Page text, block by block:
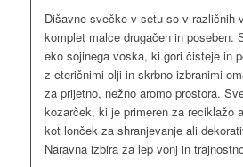
Dišavne svečke v setu so v različnih
komplet malce drugačen in poseben.
eko sojinega voska, ki gori čisteje in
z eteričnimi olji in skrbno izbranimi
za prijetno, nežno aromo prostora.
kozarček, ki je primeren za reciklažo
kot lonček za shranjevanje ali
Naravna izbira za lep vonj in